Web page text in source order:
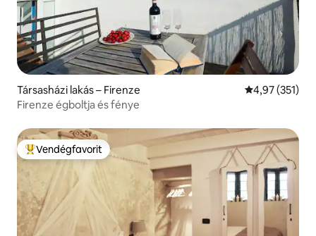
Társasházi lakás – Firenze Átlagos
4,97 (351)
Firenze égboltja és fénye
Kiemelt vendégfavorit
Vendégfavorit